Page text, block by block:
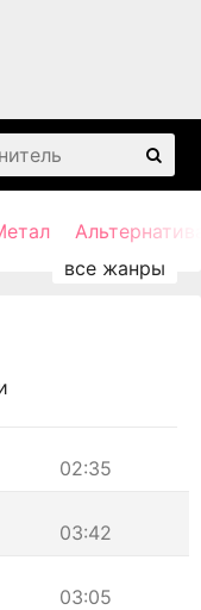
02:35
03:42
03:05